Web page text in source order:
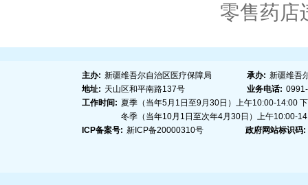
零售药店
主办: 新疆维吾尔自治区医疗保障局 承办: 新疆维吾
地址: 天山区和平南路137号 业务电话:
工作时间: 夏季（当年5月1日至9月30日）上午10:00-14:00
冬季（当年10月1日至次年4月30日）上午10:00-
ICP备案号: 新ICP备20000310号 政府网站标识码: